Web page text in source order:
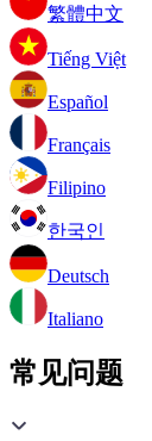
繁體中文
Tiếng Việt
Español
Français
Filipino
한국인
Deutsch
Italiano
常见问题